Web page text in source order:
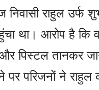
राहुल उर्फ
था। आरोप है कि
और पिस्टल तानकर
पर परिजनों ने